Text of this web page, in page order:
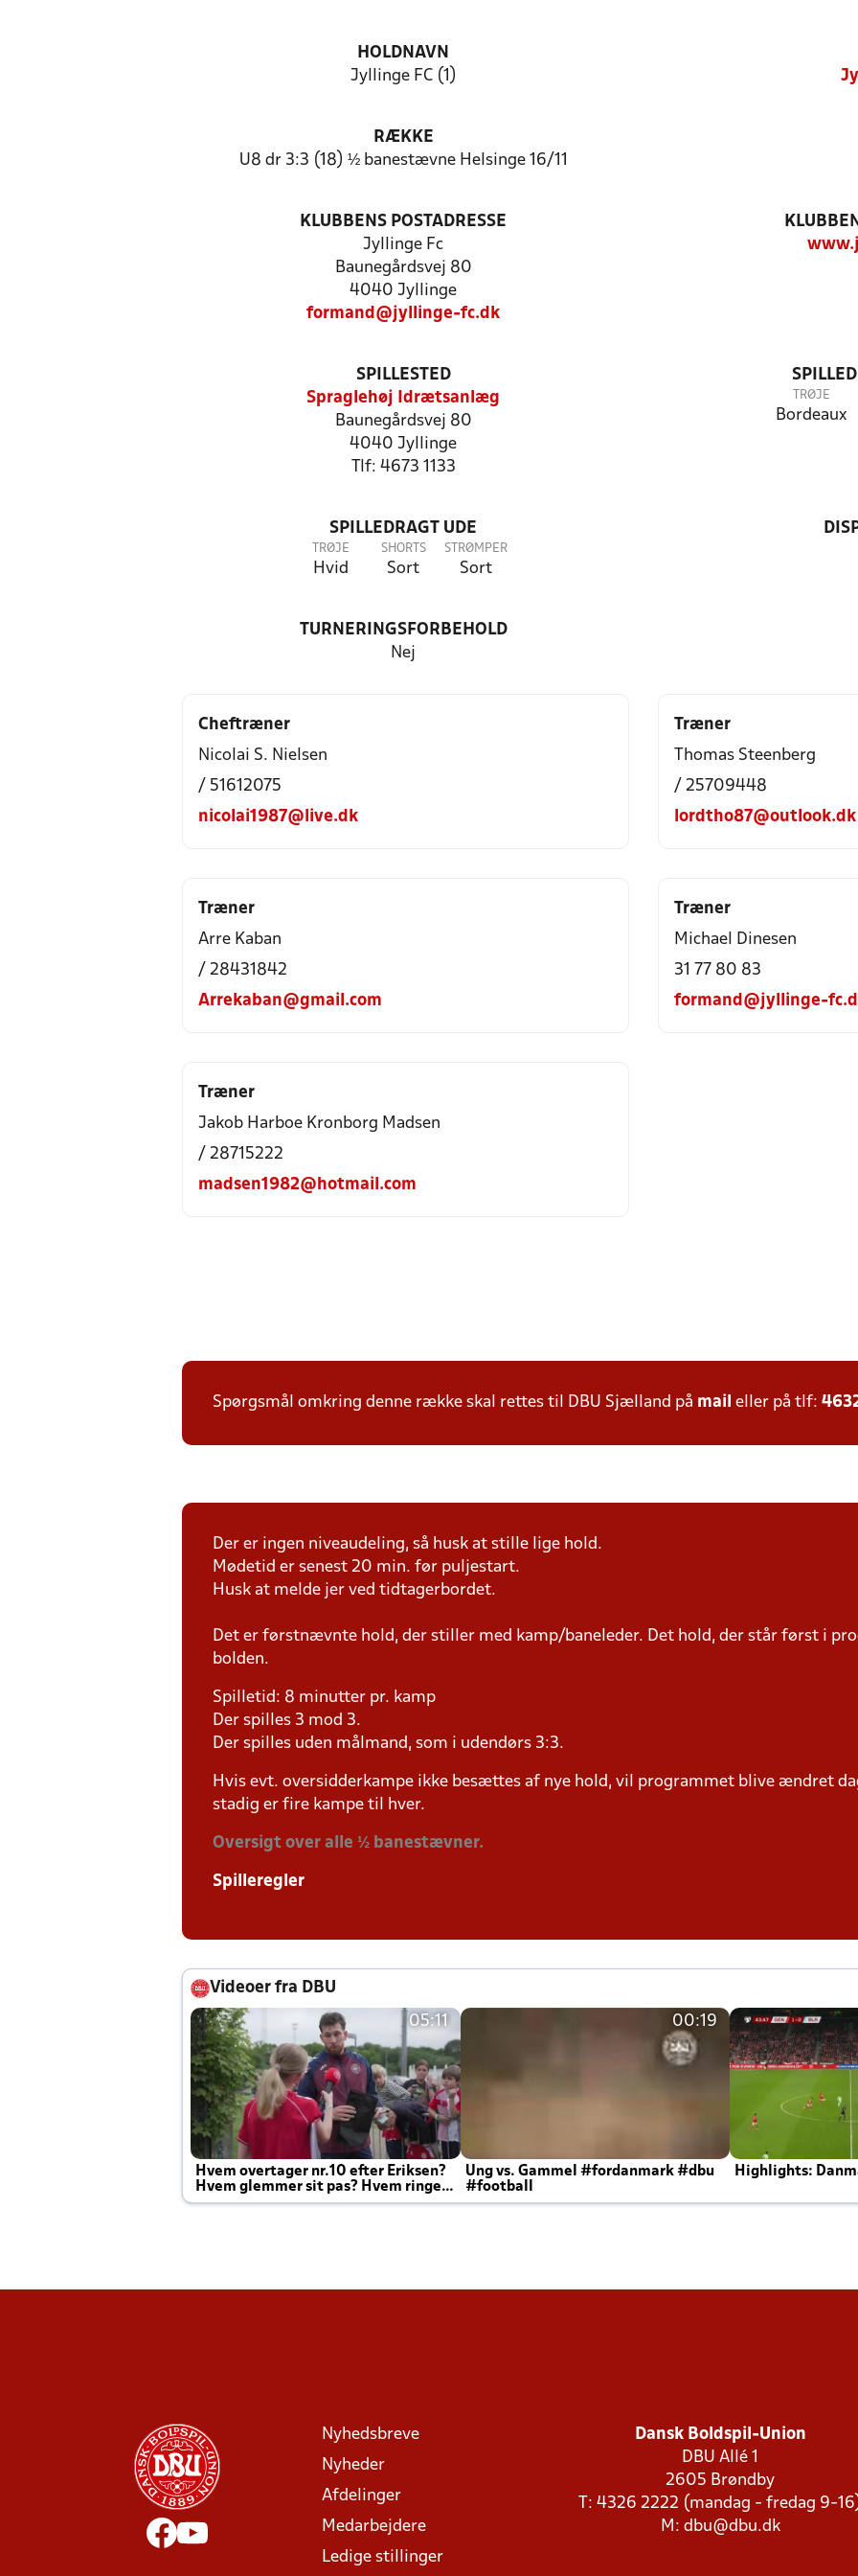
HOLDNAVN
Jyllinge FC (1)
RÆKKE
U8 dr 3:3 (18) ½ banestævne Helsinge 16/11
KLUBBENS POSTADRESSE
Jyllinge Fc
Baunegårdsvej 80
4040 Jyllinge
formand@jyllinge-fc.dk
SPILLESTED
Spraglehøj Idrætsanlæg
Baunegårdsvej 80
4040 Jyllinge
Tlf: 4673 1133
TRØJE
Bordeaux
SPILLEDRAGT UDE
TRØJE
Hvid
SHORTS
Sort
STRØMPER
Sort
TURNERINGSFORBEHOLD
Nej
Cheftræner
Nicolai S. Nielsen
/ 51612075
nicolai1987@live.dk
Træner
Thomas Steenberg
/ 25709448
lordtho87@outlook.dk
Træner
Arre Kaban
/ 28431842
Arrekaban@gmail.com
Træner
Michael Dinesen
31 77 80 83
formand@jyllinge-
Træner
Jakob Harboe Kronborg Madsen
/ 28715222
madsen1982@hotmail.com
Spørgsmål omkring denne række skal rettes til DBU Sjælland på mail eller på tlf:
Der er ingen niveaudeling, så husk at stille lige hold.
Mødetid er senest 20 min. før puljestart.
Husk at melde jer ved tidtagerbordet.
Det er førstnævnte hold, der stiller med kamp/baneleder. Det hold, der står først i
bolden.
Spilletid: 8 minutter pr. kamp
Der spilles 3 mod 3.
Der spilles uden målmand, som i udendørs 3:3.
Hvis evt. oversidderkampe ikke besættes af nye hold, vil programmet blive ændret
stadig er fire kampe til hver.
Oversigt over alle ½ banestævner.
Spilleregler
Videoer fra DBU
05:11
Hvem overtager nr.10 efter Eriksen?
Hvem glemmer sit pas? Hvem ringer
Joachim altid til efter kampe?
00:19
Ung vs. Gammel #fordanmark #dbu
#football
Highlights:
Nyhedsbreve
Nyheder
Afdelinger
Medarbejdere
Ledige stillinger
Dansk Boldspil-Union
DBU Allé 1
2605 Brøndby
T: 4326 2222 (mandag - fredag 9-
M: dbu@dbu.dk